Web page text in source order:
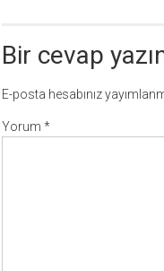
Bir cevap
E-posta hesabınız
Yorum *